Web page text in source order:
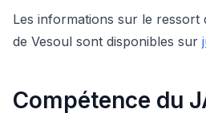
Les informations sur le ressort
de Vesoul sont disponibles sur
Compétence du